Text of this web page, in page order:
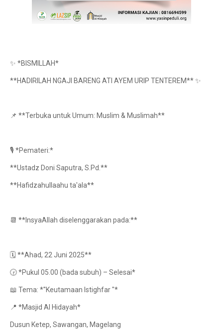
✨ *BISMILLAH*
**HADIRILAH NGAJI BARENG ATI AYEM URIP TENTEREM** ✨
📌 **Terbuka untuk Umum: Muslim & Muslimah**
🎙️ *Pemateri:*
**Ustadz Doni Saputra, S.Pd.**
**Hafidzahullaahu ta'ala**
📆 **InsyaAllah diselenggarakan pada:**
🗓️ **Ahad, 22 Juni 2025**
🕞 *Pukul 05.00 (bada subuh) – Selesai*
📖 Tema: *''Keutamaan Istighfar "*
📍 *Masjid Al Hidayah*
Dusun Ketep, Sawangan, Magelang